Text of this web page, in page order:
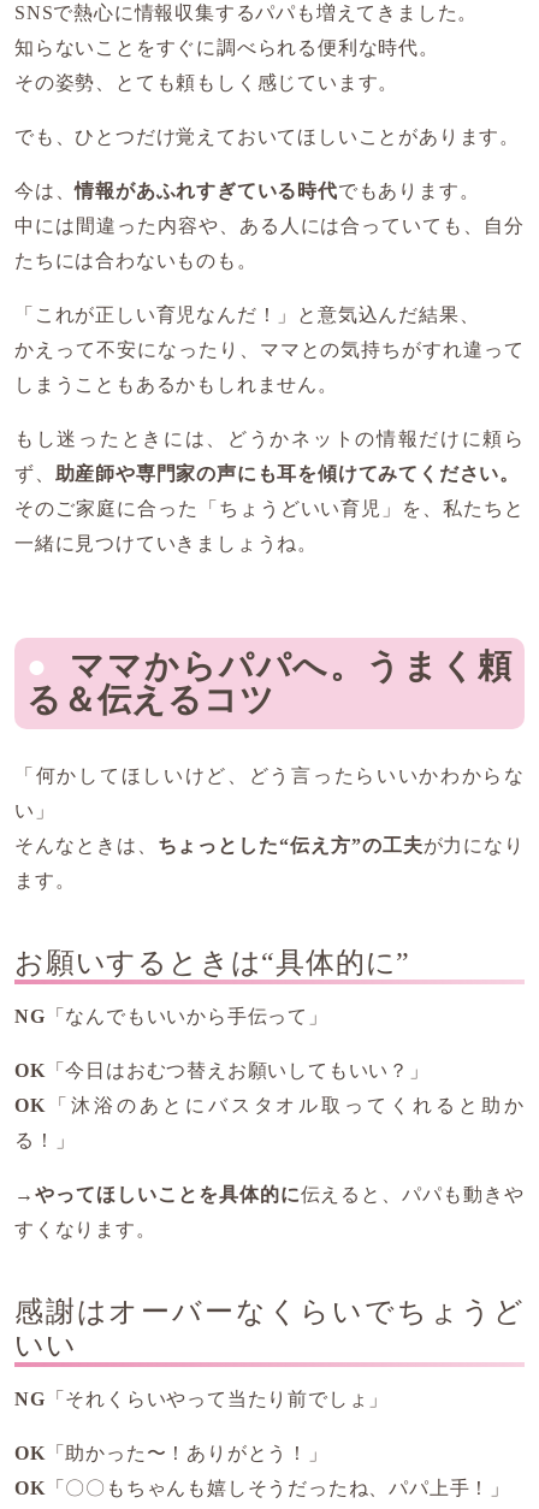
SNSで熱心に情報収集するパパも増えてきました。
知らないことをすぐに調べられる便利な時代。
その姿勢、とても頼もしく感じています。
でも、ひとつだけ覚えておいてほしいことがあります。
今は、情報があふれすぎている時代でもあります。
中には間違った内容や、ある人には合っていても、自分
たちには合わないものも。
「これが正しい育児なんだ！」と意気込んだ結果、
かえって不安になったり、ママとの気持ちがすれ違って
しまうこともあるかもしれません。
もし迷ったときには、どうかネットの情報だけに頼ら
ず、 助産師や専門家の声にも耳を傾けてみてください。
そのご家庭に合った「ちょうどいい育児」を、私たちと
一緒に見つけていきましょうね。
ママからパパへ。うまく頼
る＆伝えるコツ
「何かしてほしいけど、どう言ったらいいかわからな
い」
そんなときは、 ちょっとした“伝え方”の工夫が力になり
ます。
お願いするときは“具体的に”
NG 「なんでもいいから手伝って」
OK 「今日はおむつ替えお願いしてもいい？」
OK 「沐浴のあとにバスタオル取ってくれると助か
る！」
→ やってほしいことを具体的に伝えると、パパも動きや
すくなります。
感謝はオーバーなくらいでちょうど
いい
NG 「それくらいやって当たり前でしょ」
OK 「助かった〜！ありがとう！」
OK 「〇〇もちゃんも嬉しそうだったね、パパ上手！」